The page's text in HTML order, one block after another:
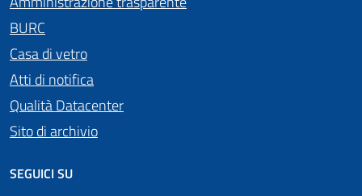
BURC
Casa di vetro
Atti di notifica
Qualità Datacenter
Sito di archivio
SEGUICI SU